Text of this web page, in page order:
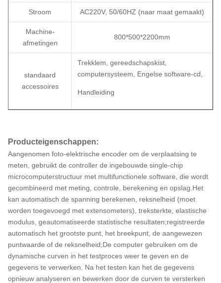
Stroom AC220V, 50/60HZ (naar maat gemaakt)
Machine-
afmetingen
800*500*2200mm
standaard
accessoires
Trekklem, gereedschapskist,
computersysteem, Engelse software-cd,
Handleiding
Producteigenschappen:
Aangenomen foto-elektrische encoder om de verplaatsing te
meten, gebruikt de controller de ingebouwde single-chip
microcomputerstructuur met multifunctionele software, die wordt
gecombineerd met meting, controle, berekening en opslag.Het
kan automatisch de spanning berekenen, reksnelheid (moet
worden toegevoegd met extensometers), treksterkte, elastische
modulus, geautomatiseerde statistische resultaten;registreerde
automatisch het grootste punt, het breekpunt, de aangewezen
puntwaarde of de reksnelheid;De computer gebruiken om de
dynamische curven in het testproces weer te geven en de
gegevens te verwerken. Na het testen kan het de gegevens
opnieuw analyseren en bewerken door de curven te versterken